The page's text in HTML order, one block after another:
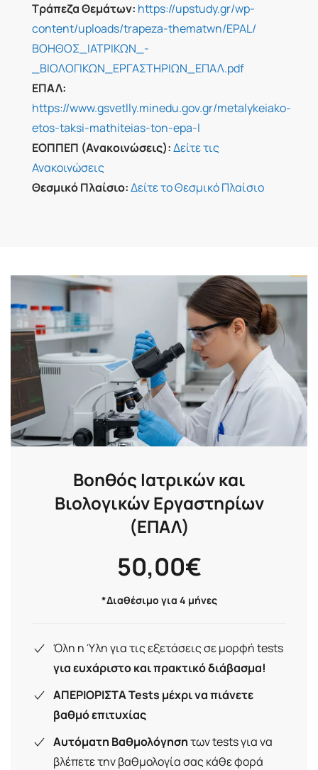
Τράπεζα Θεμάτων: https://upstudy.gr/wp-
content/uploads/trapeza-thematwn/EPAL/
ΒΟΗΘΟΣ_ΙΑΤΡΙΚΩΝ_-
_ΒΙΟΛΟΓΙΚΩΝ_ΕΡΓΑΣΤΗΡΙΩΝ_ΕΠΑΛ.pdf
ΕΠΑΛ:
https://www.gsvetlly.minedu.gov.gr/metalykeiako-
etos-taksi-mathiteias-ton-epa-l
ΕΟΠΠΕΠ (Ανακοινώσεις):Δείτε τις
Ανακοινώσεις
Θεσμικό Πλαίσιο:Δείτε το Θεσμικό Πλαίσιο
Βοηθός Ιατρικών και
Βιολογικών Εργαστηρίων
(ΕΠΑΛ)
50,00€
*Διαθέσιμο για 4 μήνες
Όλη η Ύλη για τις εξετάσεις σε μορφή tests
για ευχάριστο και πρακτικό διάβασμα!
ΑΠΕΡΙΟΡΙΣΤΑ Tests μέχρι να πιάνετε
βαθμό επιτυχίας
Αυτόματη Βαθμολόγησητων tests για να
βλέπετε την βαθμολογία σας κάθε φορά